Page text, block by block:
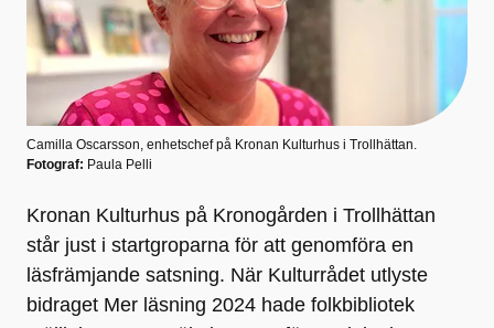
Camilla Oscarsson, enhetschef på Kronan Kulturhus i Trollhättan.
Fotograf: Paula Pelli
Kronan Kulturhus på Kronogården i Trollhättan
står just i startgroparna för att genomföra en
läsfrämjande satsning. När Kulturrådet utlyste
bidraget Mer läsning 2024 hade folkbibliotek